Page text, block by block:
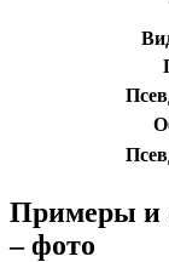
Примеры и
– фото